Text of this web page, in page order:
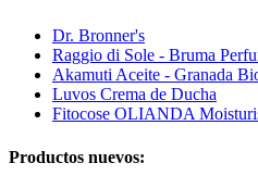
Dr. Bronner's
Raggio di Sole - Bruma
Akamuti Aceite - Granada
Luvos Crema de Ducha
Fitocose OLIANDA
Productos nuevos: